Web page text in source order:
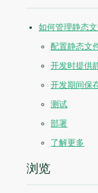
如何管理静态
配置静态文
开发时提供
开发期间保
测试
部署
了解更多
浏览